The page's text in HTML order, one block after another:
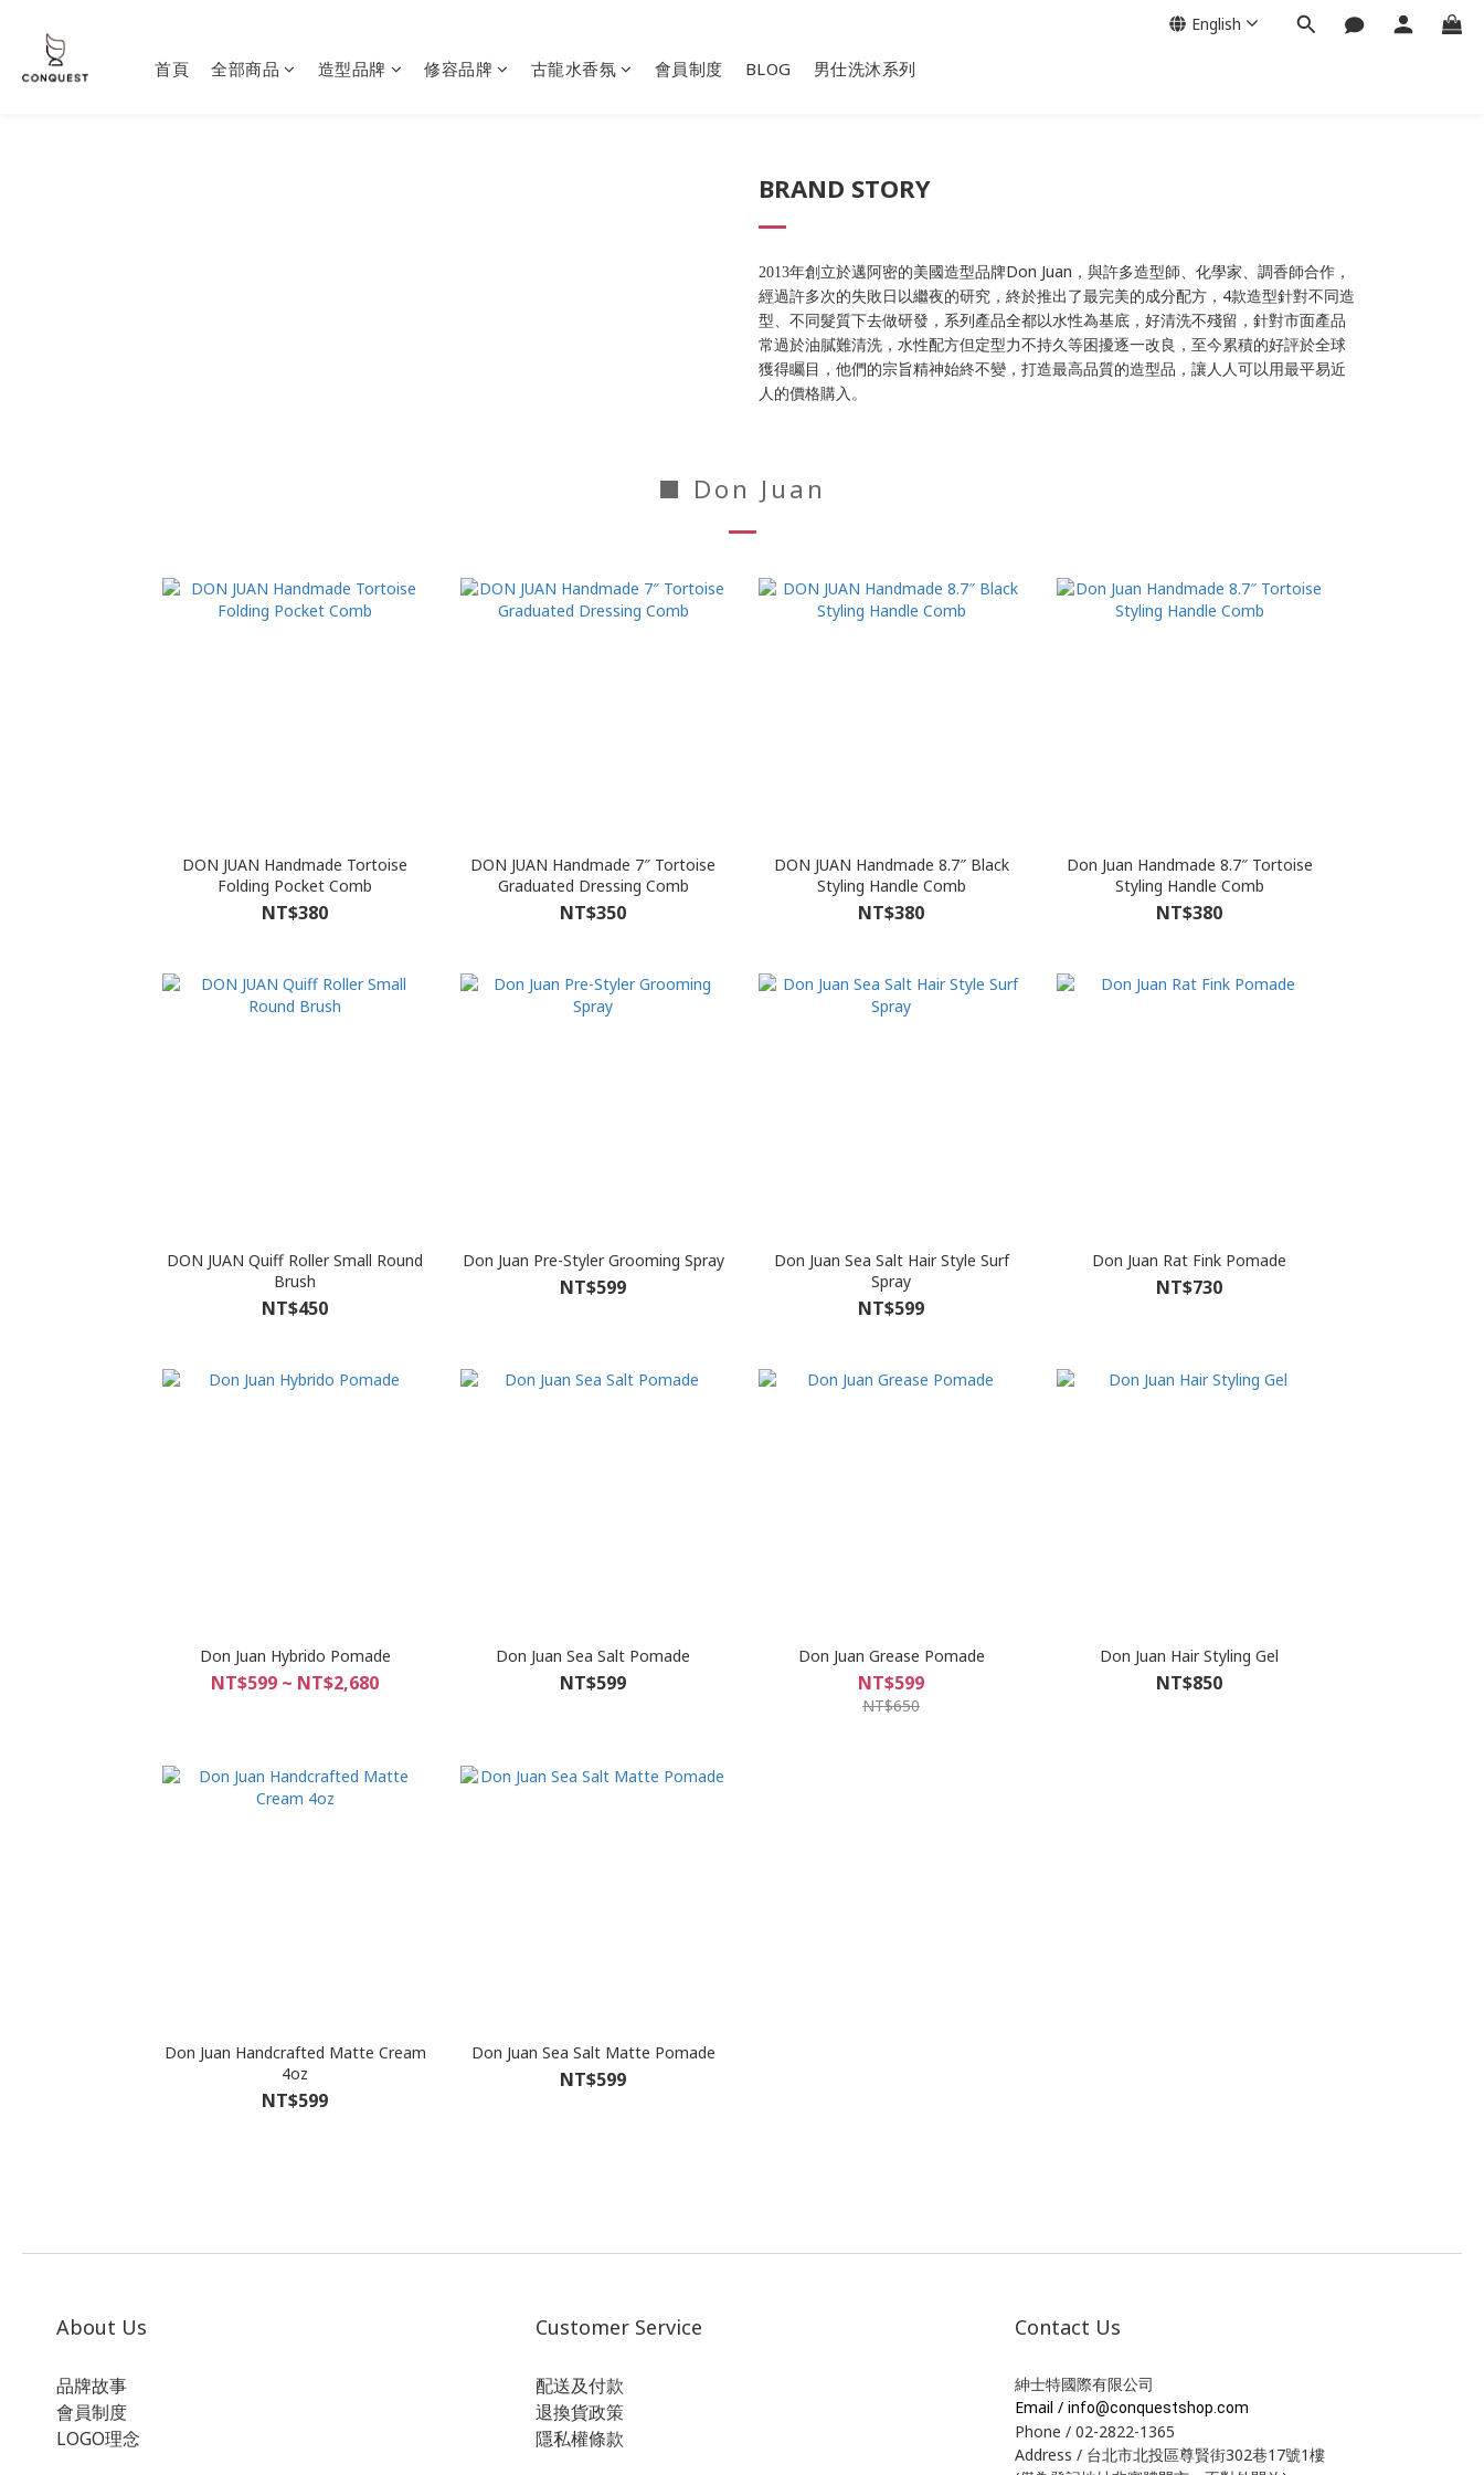
首頁 全部商品 造型品牌 修容品牌 古龍水香氛 會員制度 BLOG 男仕洗沐系列
English
BRAND STORY
2013年創立於邁阿密的美國造型品牌Don Juan ，與許多造型師、化學家、調香師合作，
經過許多次的失敗日以繼夜的研究，終於推出了最完美的成分配方， 4款造型針對不同造
型、不同髮質下去做研發，系列產品全都以水性為基底，好清洗不殘留，針對市面產品
常過於油膩難清洗，水性配方但定型力不持久等困擾逐一改良，至今累積的好評於全球
獲得矚目，他們的宗旨精神始終不變，打造最高品質的造型品，讓人人可以用最平易近
人的價格購入。
■ Don Juan
DON JUAN Handmade Tortoise
Folding Pocket Comb
NT$380
DON JUAN Handmade 7″ Tortoise
Graduated Dressing Comb
NT$350
DON JUAN Handmade 8.7″ Black
Styling Handle Comb
NT$380
Don Juan Handmade 8.7″ Tortoise
Styling Handle Comb
NT$380
DON JUAN Quiff Roller Small Round
Brush
NT$450
Don Juan Pre-Styler Grooming Spray
NT$599
Don Juan Sea Salt Hair Style Surf
Spray
NT$599
Don Juan Rat Fink Pomade
NT$730
Don Juan Hybrido Pomade
NT$599 ~ NT$2,680
Don Juan Sea Salt Pomade
NT$599
Don Juan Grease Pomade
NT$599
NT$650
Don Juan Hair Styling Gel
NT$850
Don Juan Handcrafted Matte Cream
4oz
NT$599
Don Juan Sea Salt Matte Pomade
NT$599
About Us
品牌故事
會員制度
LOGO理念
Customer Service
配送及付款
退換貨政策
隱私權條款
Contact Us
紳士特國際有限公司
Email / info@conquestshop.com
Phone / 02-2822-1365
Address / 台北市北投區尊賢街302巷17號1樓